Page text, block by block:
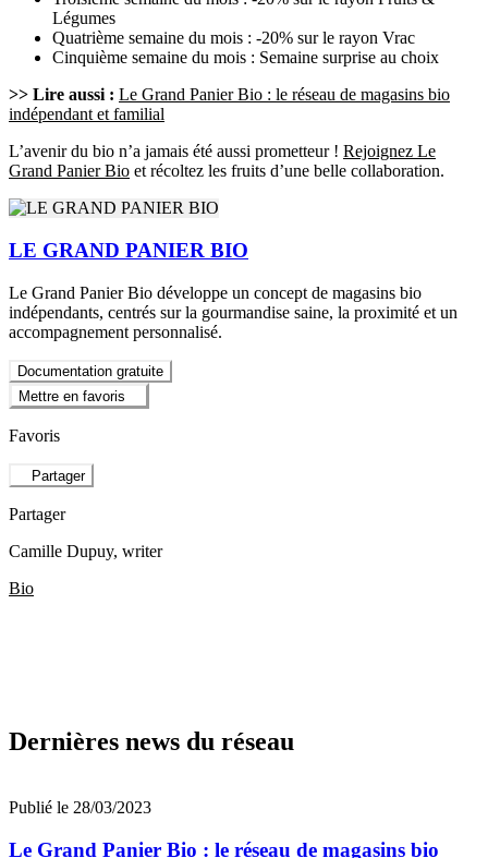
Légumes
Quatrième semaine du mois : -20% sur le rayon Vrac
Cinquième semaine du mois : Semaine surprise au choix
>> Lire aussi : Le Grand Panier Bio : le réseau de magasins bio
indépendant et familial
L’avenir du bio n’a jamais été aussi prometteur ! Rejoignez Le
Grand Panier Bio et récoltez les fruits d’une belle collaboration.
LE GRAND PANIER BIO
Le Grand Panier Bio développe un concept de magasins bio
indépendants, centrés sur la gourmandise saine, la proximité et un
accompagnement personnalisé.
Documentation gratuite
Mettre en favoris
Favoris
Partager
Partager
Camille Dupuy, writer
Bio
Dernières news du réseau
Publié le 28/03/2023
Le Grand Panier Bio : le réseau de magasins bio